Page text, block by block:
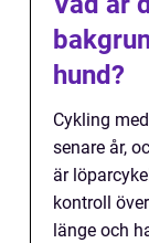
hund?
Cykling
senare år,
är
kontroll
länge och